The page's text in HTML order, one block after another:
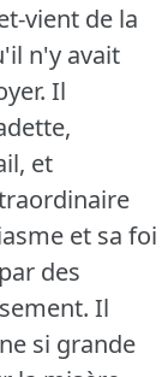
vient de la
n'y avait
Il
et
et sa foi
des
Il
si grande